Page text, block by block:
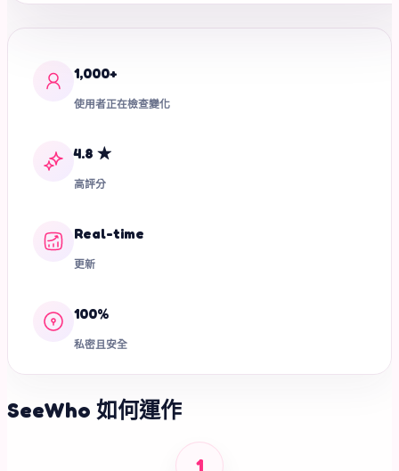
1,000+
使用者正在檢查變化
4.8 ★
高評分
Real-time
更新
100%
私密且安全
SeeWho 如何運作
1